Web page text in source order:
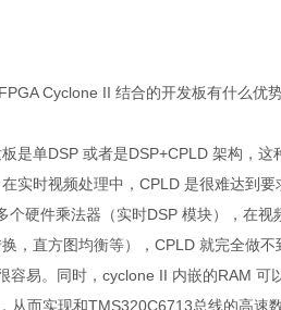
Cyclone II 结合的开发板有什么优
是单DSP 或者是DSP+CPLD 架构，
实时视频处理中，CPLD 是很难达到
个硬件乘法器（实时DSP 模块），在
，直方图均衡等），CPLD 就完全做
容易。同时，cyclone II 内嵌的RAM 可
从而实现和TMS320C6713总线的高速